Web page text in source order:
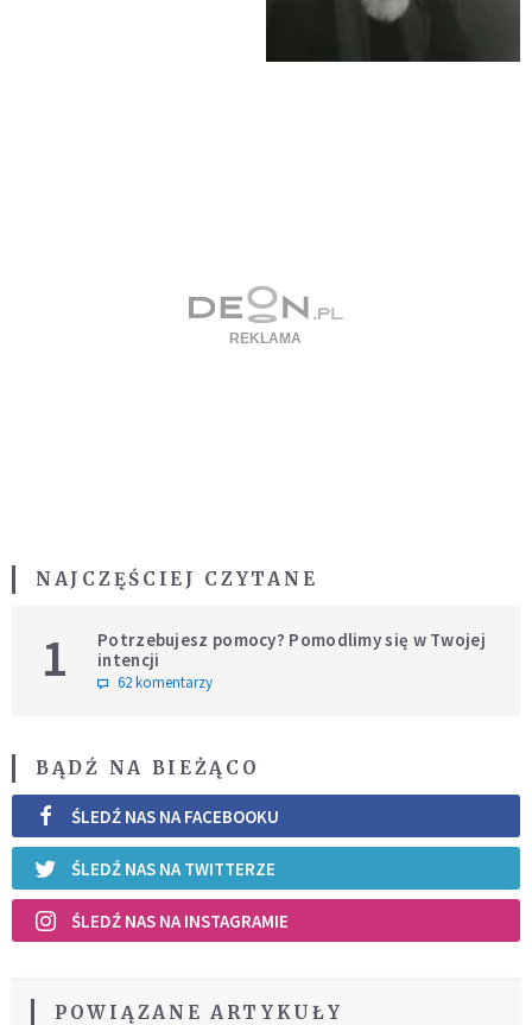
NAJCZĘŚCIEJ CZYTANE
1
Potrzebujesz pomocy? Pomodlimy się w Twojej
intencji
62 komentarzy
BĄDŹ NA BIEŻĄCO
ŚLEDŹ NAS NA FACEBOOKU
ŚLEDŹ NAS NA TWITTERZE
ŚLEDŹ NAS NA INSTAGRAMIE
POWIĄZANE ARTYKUŁY